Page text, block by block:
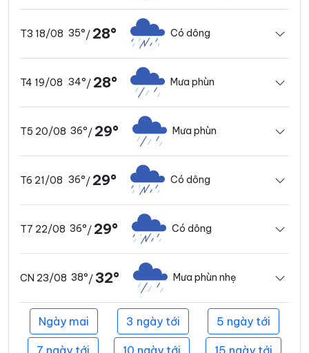
T3 18/08 35°/ 28° Có dông
T4 19/08 34°/ 28° Mưa phùn
T5 20/08 36°/ 29° Mưa phùn
T6 21/08 36°/ 29° Có dông
T7 22/08 36°/ 29° Có dông
CN 23/08 38°/32° Mưa phùn nhẹ
Ngày mai 3 ngày tới 5 ngày tới
7 ngày tới 10 ngày tới 15 ngày tới